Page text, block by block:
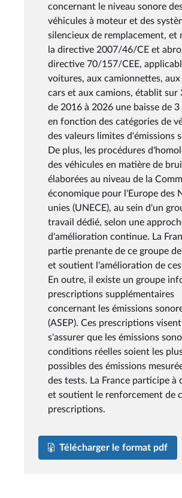
concernant le niveau sonore
véhicules à moteur et des
silencieux de remplacement, et
la directive 2007/46/CE et
directive 70/157/CEE,
voitures, aux camionnettes,
cars et aux camions, établit sur
de 2016 à 2026 une baisse de 3
en fonction des catégories de
des valeurs limites d'émissions
De plus, les procédures
des véhicules en matière de
élaborées au niveau de la
économique pour l'Europe des
unies (UNECE), au sein d'un
travail dédié, selon une
d'amélioration continue. La
partie prenante de ce groupe
et soutient l'amélioration de
En outre, il existe un groupe
prescriptions supplémentaires
concernant les émissions
(ASEP). Ces prescriptions visent
s'assurer que les émissions
conditions réelles soient les
possibles des émissions
des tests. La France participe à
et soutient le renforcement de
prescriptions.
Télécharger le format pdf